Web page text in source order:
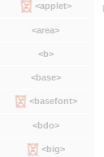
<applet>
<area>
<b>
<base>
<basefont>
<bdo>
<big>